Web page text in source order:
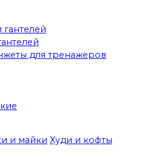
для тренажеров
и майки Худи и кофты